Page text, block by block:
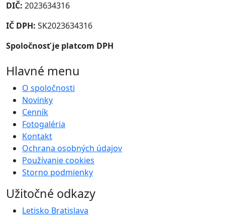
DIČ: 2023634316
IČ DPH: SK2023634316
Spoločnosť je platcom DPH
Hlavné menu
O spoločnosti
Novinky
Cenník
Fotogaléria
Kontakt
Ochrana osobných údajov
Používanie cookies
Storno podmienky
Užitočné odkazy
Letisko Bratislava